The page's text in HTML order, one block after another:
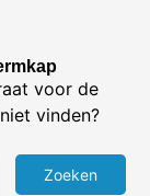
voor de
vinden?